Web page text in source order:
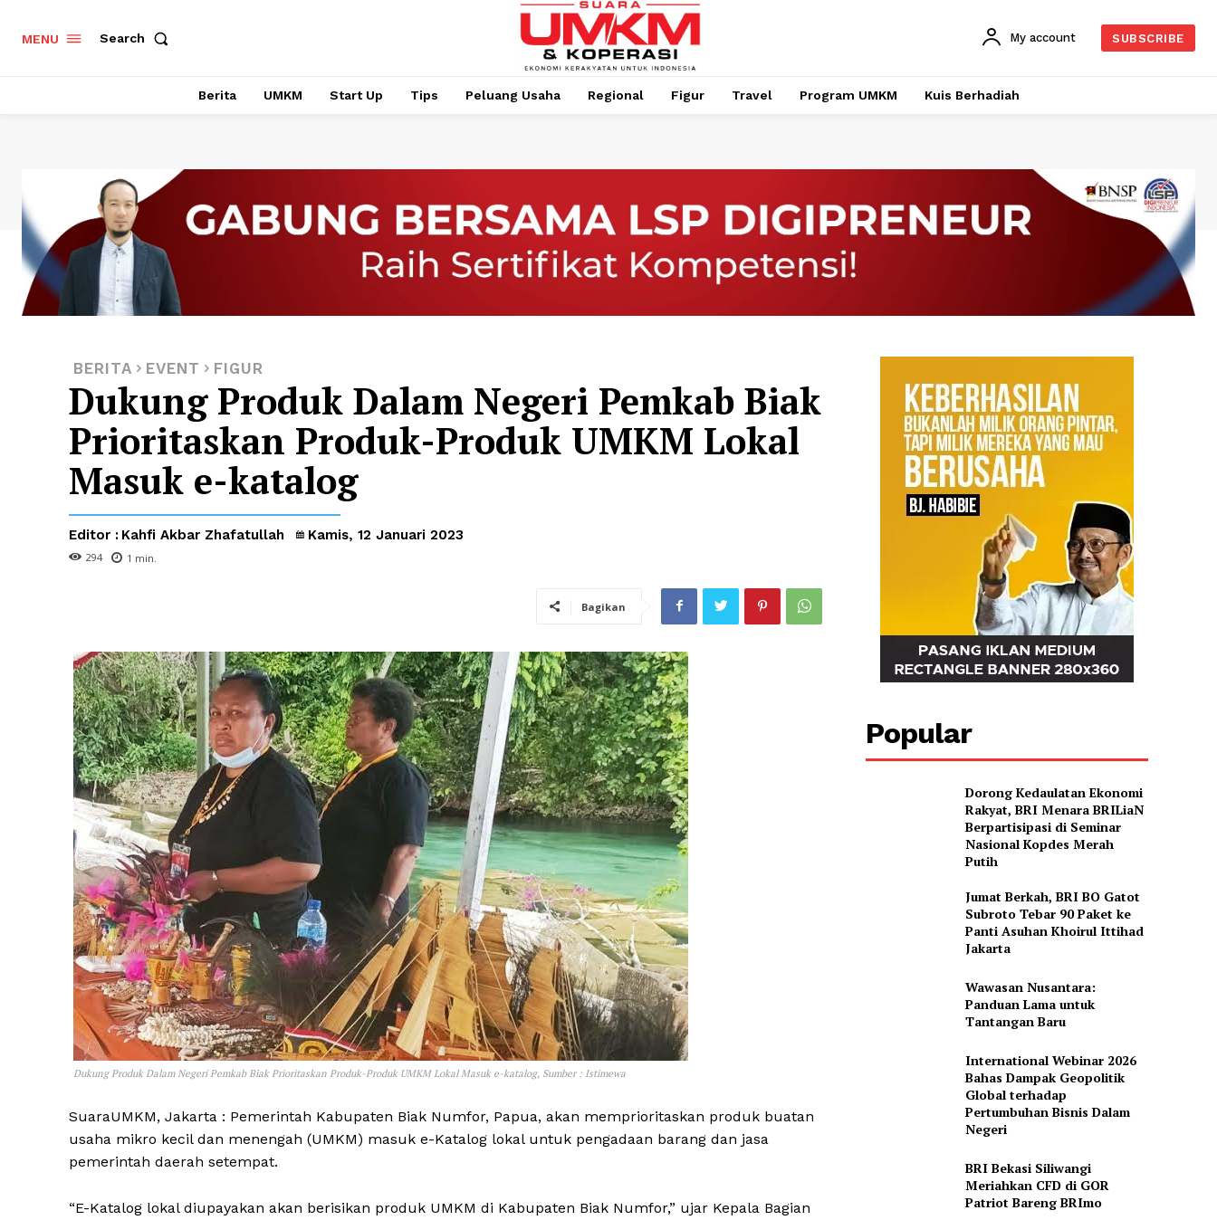
MENU Search My account SUBSCRIBE
Berita UMKM Start Up Tips Peluang Usaha Regional Figur Travel Program UMKM Kuis Berhadiah
BERITA EVENT FIGUR
Dukung Produk Dalam Negeri Pemkab Biak
Prioritaskan Produk-Produk UMKM Lokal
Masuk e-katalog
Editor : Kahfi Akbar Zhafatullah Kamis, 12 Januari 2023
294 1 min.
Bagikan
Dukung Produk Dalam Negeri Pemkab Biak Prioritaskan Produk-Produk UMKM Lokal Masuk e-katalog, Sumber : Istimewa
SuaraUMKM, Jakarta : Pemerintah Kabupaten Biak Numfor, Papua, akan memprioritaskan produk buatan
usaha mikro kecil dan menengah (UMKM) masuk e-Katalog lokal untuk pengadaan barang dan jasa
pemerintah daerah setempat.
“E-Katalog lokal diupayakan akan berisikan produk UMKM di Kabupaten Biak Numfor,” ujar Kepala Bagian
Popular
Dorong Kedaulatan Ekonomi
Rakyat, BRI Menara BRILiaN
Berpartisipasi di Seminar
Nasional Kopdes Merah
Putih
Jumat Berkah, BRI BO Gatot
Subroto Tebar 90 Paket ke
Panti Asuhan Khoirul Ittihad
Jakarta
Wawasan Nusantara:
Panduan Lama untuk
Tantangan Baru
International Webinar 2026
Bahas Dampak Geopolitik
Global terhadap
Pertumbuhan Bisnis Dalam
Negeri
BRI Bekasi Siliwangi
Meriahkan CFD di GOR
Patriot Bareng BRImo